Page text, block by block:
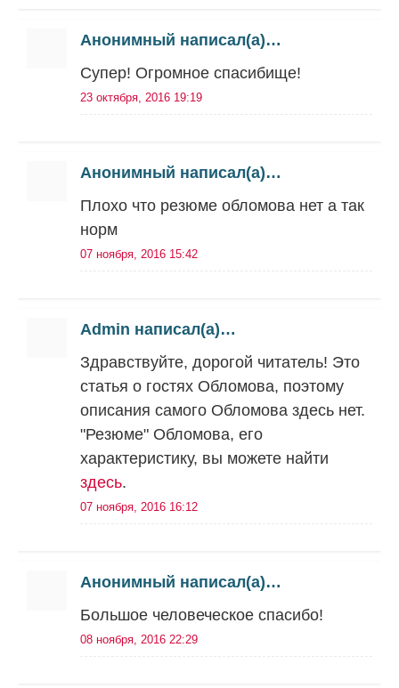
Анонимный написал(а)…
Супер! Огромное спасибище!
23 октября, 2016 19:19
Анонимный написал(а)…
Плохо что резюме обломова нет а так
норм
07 ноября, 2016 15:42
Admin написал(а)…
Здравствуйте, дорогой читатель! Это
статья о гостях Обломова, поэтому
описания самого Обломова здесь нет.
"Резюме" Обломова, его
характеристику, вы можете найти
здесь.
07 ноября, 2016 16:12
Анонимный написал(а)…
Большое человеческое спасибо!
08 ноября, 2016 22:29